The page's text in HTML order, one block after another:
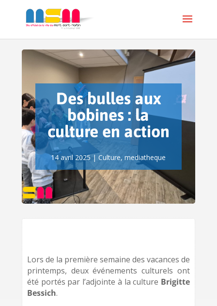
Des bulles aux
bobines : la
culture en action
14 avril 2025|Culture,mediatheque
Lors de la première semaine des vacances de
printemps, deux événements culturels ont
été portés par l’adjointe à la culture Brigitte
Bessich.